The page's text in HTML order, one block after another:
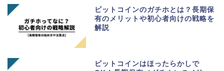
ビットコインのガチホとは？長期保
有のメリットや初心者向けの戦略を
解説
ビットコインはほったらかしで